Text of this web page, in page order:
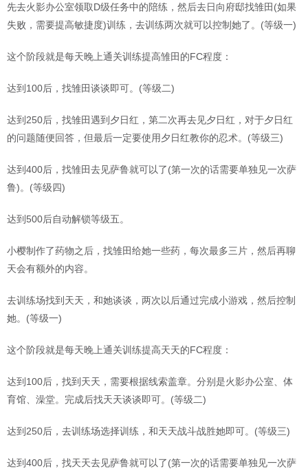
先去火影办公室领取D级任务中的陪练，然后去日向府邸找雏田(如果
失败，需要提高敏捷度)训练，去训练两次就可以控制她了。(等级一)
这个阶段就是每天晚上通关训练提高雏田的FC程度：
达到100后，找雏田谈谈即可。(等级二)
达到250后，找雏田遇到夕日红，第二次再去见夕日红，对于夕日红
的问题随便回答，但最后一定要使用夕日红教你的忍术。(等级三)
达到400后，找雏田去见萨鲁就可以了(第一次的话需要单独见一次萨
鲁)。(等级四)
达到500后自动解锁等级五。
小樱制作了药物之后，找雏田给她一些药，每次最多三片，然后再聊
天会有额外的内容。
去训练场找到天天，和她谈谈，两次以后通过完成小游戏，然后控制
她。(等级一)
这个阶段就是每天晚上通关训练提高天天的FC程度：
达到100后，找到天天，需要根据线索盖章。分别是火影办公室、体
育馆、澡堂。完成后找天天谈谈即可。(等级二)
达到250后，去训练场选择训练，和天天战斗战胜她即可。(等级三)
达到400后，找天天去见萨鲁就可以了(第一次的话需要单独见一次萨